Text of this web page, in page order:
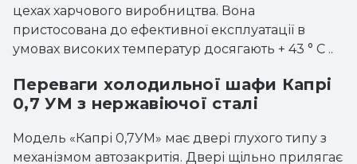
цехах харчового виробництва. Вона
пристосована до ефективної експлуатації в
умовах високих температур досягають + 43 ° С ..
Переваги холодильної шафи Капрі
0,7 УМ з нержавіючої сталі
Модель «Капрі 0,7УМ» має двері глухого типу з
механізмом автозакритія. Двері щільно прилягає